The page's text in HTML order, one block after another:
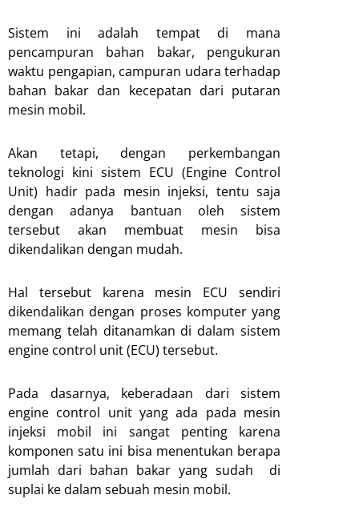
Sistem ini adalah tempat di mana
pencampuran bahan bakar, pengukuran
waktu pengapian, campuran udara terhadap
bahan bakar dan kecepatan dari putaran
mesin mobil.
Akan tetapi, dengan perkembangan
teknologi kini sistem ECU (Engine Control
Unit) hadir pada mesin injeksi, tentu saja
dengan adanya bantuan oleh sistem
tersebut akan membuat mesin bisa
dikendalikan dengan mudah.
Hal tersebut karena mesin ECU sendiri
dikendalikan dengan proses komputer yang
memang telah ditanamkan di dalam sistem
engine control unit (ECU) tersebut.
Pada dasarnya, keberadaan dari sistem
engine control unit yang ada pada mesin
injeksi mobil ini sangat penting karena
komponen satu ini bisa menentukan berapa
jumlah dari bahan bakar yang sudah di
suplai ke dalam sebuah mesin mobil.